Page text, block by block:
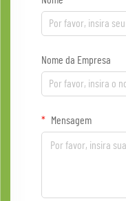
Nome da Empresa
Mensagem